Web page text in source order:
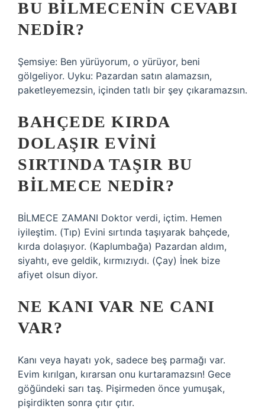
BU BILMECENIN CEVABI
NEDIR?
Şemsiye: Ben yürüyorum, o yürüyor, beni
gölgeliyor. Uyku: Pazardan satın alamazsın,
paketleyemezsin, içinden tatlı bir şey çıkaramazsın.
BAHÇEDE KIRDA
DOLAŞIR EVINI
SIRTINDA TAŞIR BU
BILMECE NEDIR?
BİLMECE ZAMANI Doktor verdi, içtim. Hemen
iyileştim. (Tıp) Evini sırtında taşıyarak bahçede,
kırda dolaşıyor. (Kaplumbağa) Pazardan aldım,
siyahtı, eve geldik, kırmızıydı. (Çay) İnek bize
afiyet olsun diyor.
NE KANI VAR NE CANI
VAR?
Kanı veya hayatı yok, sadece beş parmağı var.
Evim kırılgan, kırarsan onu kurtaramazsın! Gece
göğündeki sarı taş. Pişirmeden önce yumuşak,
pişirdikten sonra çıtır çıtır.